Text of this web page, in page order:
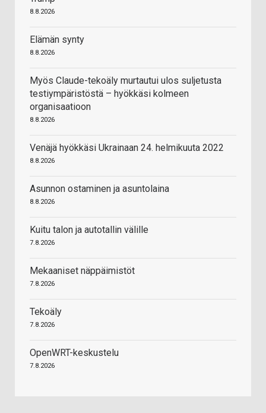
8.8.2026
Elämän synty
8.8.2026
Myös Claude-tekoäly murtautui ulos suljetusta
testiympäristöstä – hyökkäsi kolmeen
organisaatioon
8.8.2026
Venäjä hyökkäsi Ukrainaan 24. helmikuuta 2022
8.8.2026
Asunnon ostaminen ja asuntolaina
8.8.2026
Kuitu talon ja autotallin välille
7.8.2026
Mekaaniset näppäimistöt
7.8.2026
Tekoäly
7.8.2026
OpenWRT-keskustelu
7.8.2026